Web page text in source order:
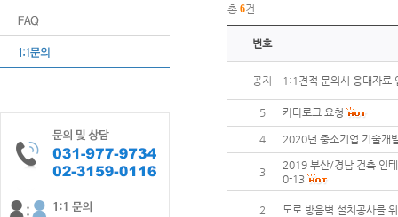
총 6건
번호
공지 1:1견적 문의시 응대자료
5 카다로그 요청
4 2020년 중소기업 기술개
3
2019 부산/경남 건축 인
0-13
2 도로 방음벽 설치공사를